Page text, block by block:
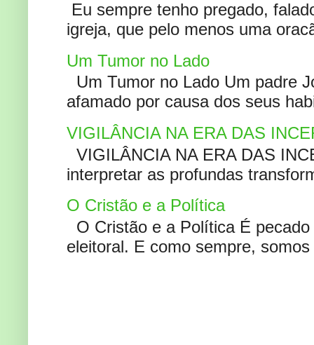
Eu sempre tenho pregado,
igreja, que pelo menos uma
Um Tumor no Lado
Um Tumor no Lado Um padre
afamado por causa dos seus
VIGILÂNCIA NA ERA DAS
VIGILÂNCIA NA ERA DAS
interpretar as profundas
O Cristão e a Política
O Cristão e a Política É
eleitoral. E como sempre,